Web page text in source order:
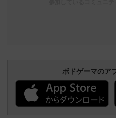
ボドゲーマのア